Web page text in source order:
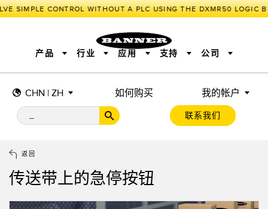
SIMPLE CONTROL WITHOUT A PLC USING THE DXMR50 LOGIC
CHN | ZH 如何购买 我的帐户
联系我们
产品
传感器 测量解决方案
照明和指示
机器安全
工业无线
BARCODE & VISION
绝对值旋转编码器
SNAP SIGNAL 附件 软件
行业 应用
工业物联网与智能工厂
智能传感器
机器防护
追踪和跟踪
拾取指示灯
雷达应用
工业物联网与智能工厂
支持 公司
返回
传送带上的急停按钮